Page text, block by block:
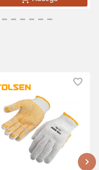
TATTA